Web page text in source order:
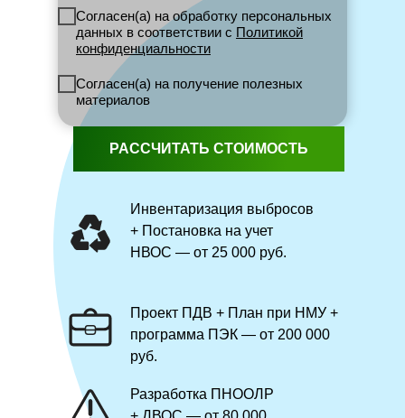
Инвентаризация выбросов
+ Постановка на учет
НВОС — от 25 000 руб.
Проект ПДВ + План при НМУ +
программа ПЭК — от 200 000
руб.
Разработка ПНООЛР
Согласен(а) на обработку персональных
данных в соответствии с Политикой
конфиденциальности
Согласен(а) на получение полезных
материалов
РАССЧИТАТЬ СТОИМОСТЬ